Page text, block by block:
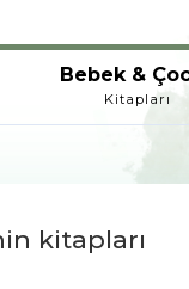
Bebek &
Kitapları
kitapları